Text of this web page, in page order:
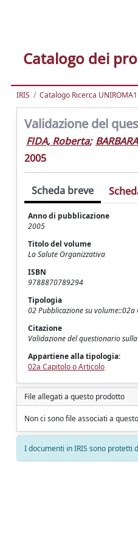
Catalogo dei
IRIS Catalogo Ricerca UNIROMA1
Validazione del
FIDA, Roberta;
2005
Scheda breve
Anno di pubblicazione
2005
Titolo del volume
La Salute Organizzativa
ISBN
9788870789294
Tipologia
02 Pubblicazione su
Citazione
Validazione del questionario
Appartiene alla tipologia:
02a Capitolo o Articolo
File allegati a questo prodotto
Non ci sono file associati a
I documenti in IRIS sono protetti